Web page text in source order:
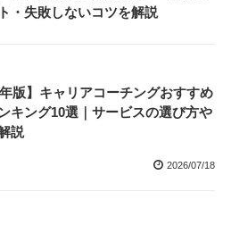
・失敗しないコツを解説
年版】キャリアコーチングおすすめ
キング10選｜サービスの選び方や
説
2026/07/18